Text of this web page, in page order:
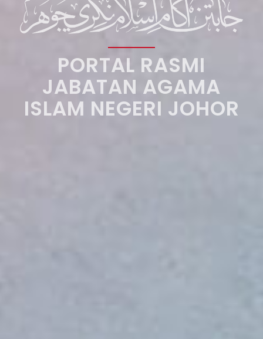
PORTAL RASMI
JABATAN AGAMA
ISLAM NEGERI JOHOR